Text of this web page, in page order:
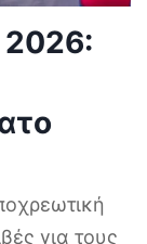
για τους